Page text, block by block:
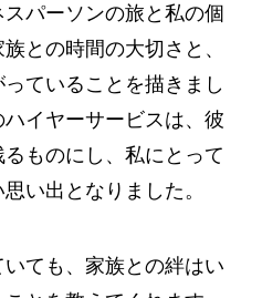
パーソンの旅と私の個
との時間の大切さと、
ていることを描きまし
イヤーサービスは、彼
ものにし、私にとって
い出となりました。
ても、家族との絆はい